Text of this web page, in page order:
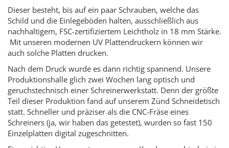
Dieser besteht, bis auf ein paar Schrauben, welche das
Schild und die Einlegeböden halten, ausschließlich aus
nachhaltigem, FSC-zertifiziertem Leichtholz in 18 mm Stärke.
Mit unseren modernen UV Plattendruckern können wir
auch solche Platten drucken.
Nach dem Druck wurde es dann richtig spannend. Unsere
Produktionshalle glich zwei Wochen lang optisch und
geruchstechnisch einer Schreinerwerkstatt. Denn der größte
Teil dieser Produktion fand auf unserem Zünd Schneidetisch
statt. Schneller und präziser als die CNC-Fräse eines
Schreiners (ja, wir haben das getestet), wurden so fast 150
Einzelplatten digital zugeschnitten.